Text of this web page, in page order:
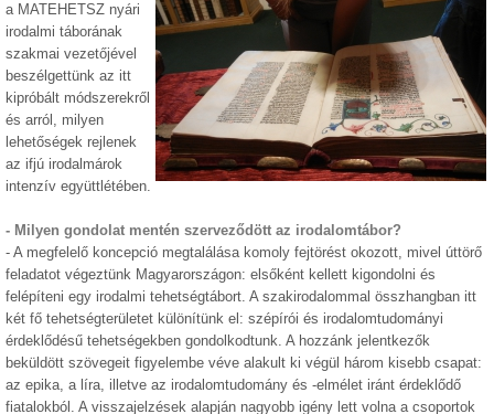
a MATEHETSZ nyári
irodalmi táborának
szakmai vezetőjével
beszélgettünk az itt
kipróbált módszerekről
és arról, milyen
lehetőségek rejlenek
az ifjú irodalmárok
intenzív együttlétében.
- Milyen gondolat mentén szerveződött az irodalomtábor?
- A megfelelő koncepció megtalálása komoly fejtörést okozott, mivel úttörő
feladatot végeztünk Magyarországon: elsőként kellett kigondolni és
felépíteni egy irodalmi tehetségtábort. A szakirodalommal összhangban itt
két fő tehetségterületet különítünk el: szépírói és irodalomtudományi
érdeklődésű tehetségekben gondolkodtunk. A hozzánk jelentkezők
beküldött szövegeit figyelembe véve alakult ki végül három kisebb csapat:
az epika, a líra, illetve az irodalomtudomány és -elmélet iránt érdeklődő
fiatalokból. A visszajelzések alapján nagyobb igény lett volna a csoportok